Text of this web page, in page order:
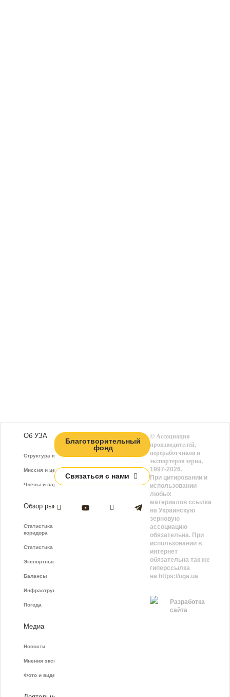
Об УЗА
Структура и функции
Миссия и цели
Члены и партнёры
Обзор рынка
Статистика зернового
коридора
Статистика фрахта
Экспортные показатели
Балансы
Инфраструктура
Погода
Медиа
Новости
Мнения экспертов
Фото и видео
Благотворительный
фонд
Связаться с нами
©Ассоциация
производителей,
переработчиков и
экспортеров зерна,
1997-2026.
При цитировании и
использовании
любых
материалов ссылка
на Украинскую
зерновую
ассоциацию
обязательна. При
использовании в
интернет
обязательна так же
гиперссылка
на https://uga.ua
Разработка
сайта